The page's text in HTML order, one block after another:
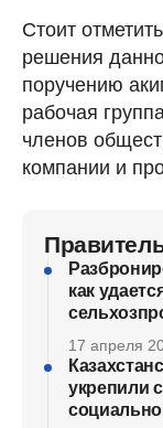
Стоит
решения
поручению
рабочая
членов
компании и
как
17 апреля
укрепили